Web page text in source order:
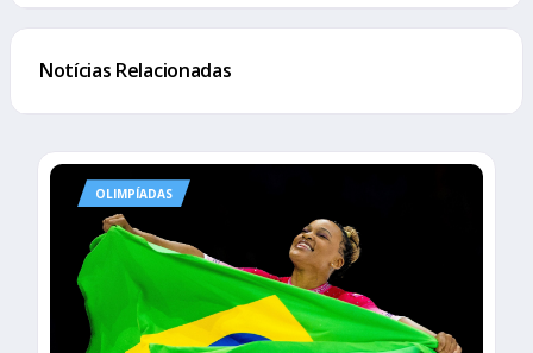
Notícias Relacionadas
OLIMPÍADAS